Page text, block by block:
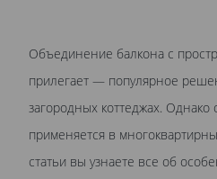
Объединение балкона с
прилегает — популярное
загородных коттеджах.
применяется в
статьи вы узнаете все об